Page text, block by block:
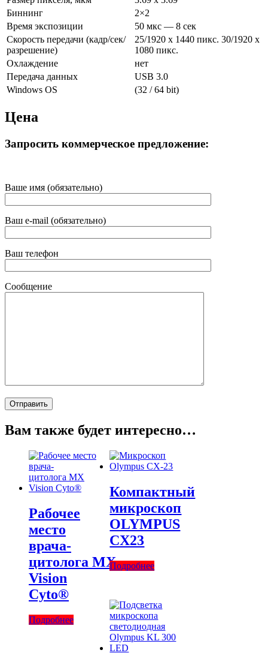
Биннинг
2×2
Время экспозиции
50 мкс — 8 сек
Скорость передачи (кадр/сек/
разрешение)
25/1920 x 1440 пикс. 30/1920 x
1080 пикс.
Охлаждение
нет
Передача данных
USB 3.0
Windows OS
(32 / 64 bit)
Цена
Запросить коммерческое предложение:
Ваше имя (обязательно)
Ваш e-mail (обязательно)
Ваш телефон
Сообщение
Вам также будет интересно…
Рабочее
место
врача-
цитолога MX
Vision
Cyto®
Подробнее
Компактный
микроскоп
OLYMPUS
CX23
Подробнее